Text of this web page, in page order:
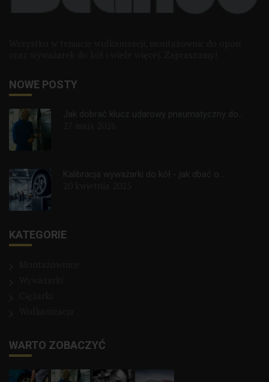
NOWE POSTY
Jak dobrać klucz udarowy pneumatyczny do...
Kalibracja wyważarki do kół - jak dbać o...
KATEGORIE
WARTO ZOBACZYĆ